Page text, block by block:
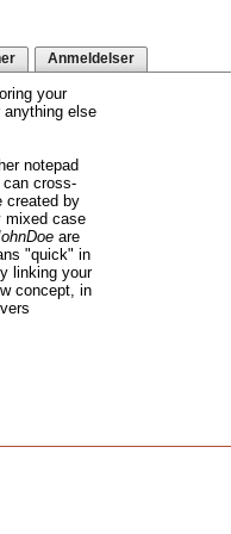
Anmeldelser
your
else
notepad
cross-
created by
mixed case
are
"quick" in
linking your
concept, in